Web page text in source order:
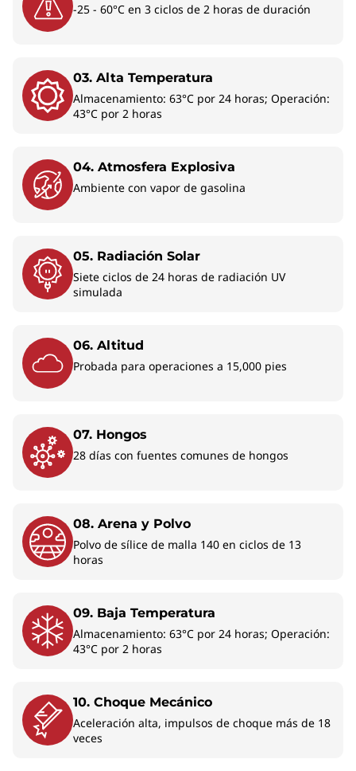
El Lápiz Lenovo Yoga se vende por separado.
Mejora tu día de
trabajo con una PC
La laptop ThinkPad T14s 2 en 1 es una PC con
IA que permite realizar una gran variedad de
Disfruta de las herramientas mejoradas para
videoconferencias y colaboración, una
seguridad sólida y automatización de
electrónico y programación. Además, los
tiempos de respuesta rápidos la hacen ideal al
-25 - 60°C en 3 ciclos de 2 horas de duración
03. Alta Temperatura
Almacenamiento: 63°C por 24 horas; Operación:
43°C por 2 horas
04. Atmosfera Explosiva
Ambiente con vapor de gasolina
05. Radiación Solar
Siete ciclos de 24 horas de radiación UV
simulada
06. Altitud
Probada para operaciones a 15,000 pies
07. Hongos
28 días con fuentes comunes de hongos
08. Arena y Polvo
Polvo de sílice de malla 140 en ciclos de 13
horas
09. Baja Temperatura
Almacenamiento: 63°C por 24 horas; Operación:
43°C por 2 horas
10. Choque Mecánico
Aceleración alta, impulsos de choque más de 18
veces